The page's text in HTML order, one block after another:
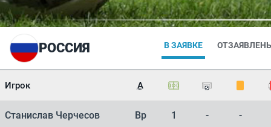
РОССИЯ В ЗАЯВКЕ
Игрок А
Станислав Черчесов Вр 1 - -